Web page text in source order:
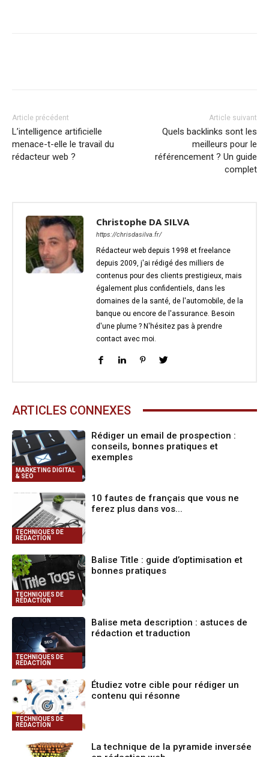
Article précédent
L’intelligence artificielle
menace-t-elle le travail du
rédacteur web ?
Article suivant
Quels backlinks sont les
meilleurs pour le
référencement ? Un guide
complet
Christophe DA SILVA
https://chrisdasilva.fr/
Rédacteur web depuis 1998 et freelance
depuis 2009, j'ai rédigé des milliers de
contenus pour des clients prestigieux, mais
également plus confidentiels, dans les
domaines de la santé, de l'automobile, de la
banque ou encore de l'assurance. Besoin
d'une plume ? N'hésitez pas à prendre
contact avec moi.
ARTICLES CONNEXES
MARKETING DIGITAL
& SEO
Rédiger un email de prospection :
conseils, bonnes pratiques et
exemples
TECHNIQUES DE
RÉDACTION
10 fautes de français que vous ne
ferez plus dans vos...
TECHNIQUES DE
RÉDACTION
Balise Title : guide d’optimisation et
bonnes pratiques
TECHNIQUES DE
RÉDACTION
Balise meta description : astuces de
rédaction et traduction
TECHNIQUES DE
RÉDACTION
Étudiez votre cible pour rédiger un
contenu qui résonne
La technique de la pyramide inversée